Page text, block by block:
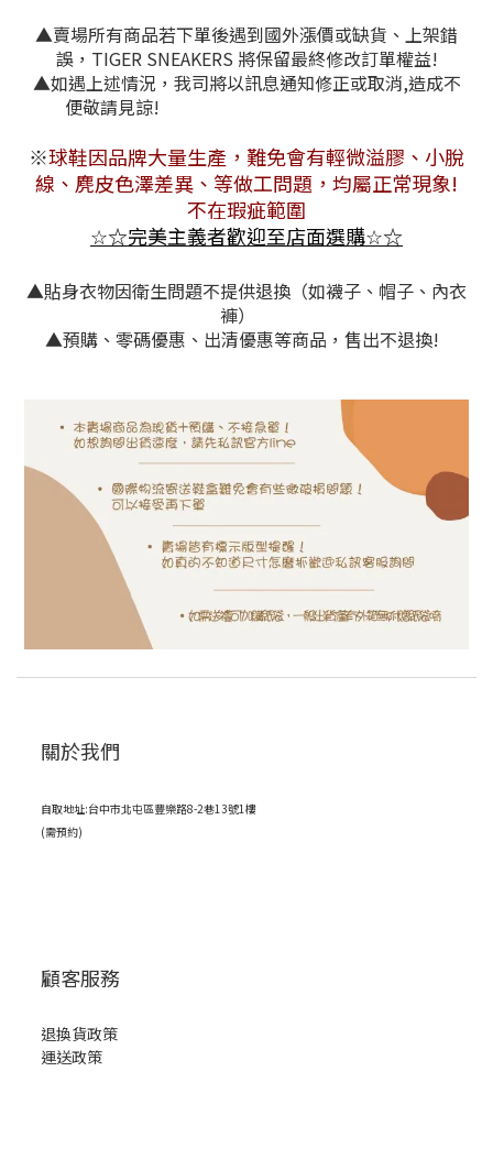
▲賣場所有商品若下單後遇到國外漲價或缺貨、上架錯
誤，TIGER SNEAKERS 將保留最終修改訂單權益!
▲如遇上述情況，我司將以訊息通知修正或取消,造成不
便敬請見諒!
※球鞋因品牌大量生產，難免會有輕微溢膠、小脫
線、麂皮色澤差異 、等做工問題，均屬正常現象!
不在瑕疵範圍
☆☆完美主義者歡迎至店面選購☆☆
▲貼身衣物因衛生問題不提供退換（如襪子、帽子、內衣
褲）
▲預購、零碼優惠、出清優惠等商品，售出不退換!
關於我們
自取地址:台中市北屯區豐樂路8-2巷13號1樓
(需預約)
顧客服務
退換貨政策
運送政策